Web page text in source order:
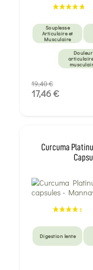
Souplesse
Articulaire et
Musculaire
Douleur
19,40 €
17,46 €
Curcuma
Digestion lente